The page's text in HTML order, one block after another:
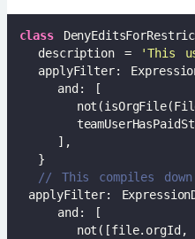
class
  description =
'This
applyFilter:
    and: [
    ],
  }
// This compiles
applyFilter:
    and: [
      not([file.orgId,